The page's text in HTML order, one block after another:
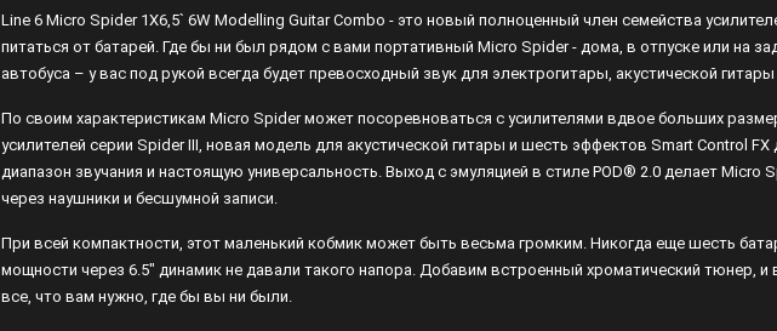
Line 6 Micro Spider 1X6,5` 6W Modelling Guitar Combo - это новый полноценный член семейства
питаться от батарей. Где бы ни был рядом с вами портативный Micro Spider - дома, в отпуске или на
автобуса – у вас под рукой всегда будет превосходный звук для электрогитары, акустической
По своим характеристикам Micro Spider может посоревноваться с усилителями вдвое больших
усилителей серии Spider III, новая модель для акустической гитары и шесть эффектов Smart Control
диапазон звучания и настоящую универсальность. Выход с эмуляцией в стиле POD® 2.0 делает Micro
через наушники и бесшумной записи.
При всей компактности, этот маленький кобмик может быть весьма громким. Никогда еще шесть
мощности через 6.5" динамик не давали такого напора. Добавим встроенный хроматический тюнер, и
все, что вам нужно, где бы вы ни были.
Лампы
Светофильтры
Стробоскопы
Зенитные прожекторы